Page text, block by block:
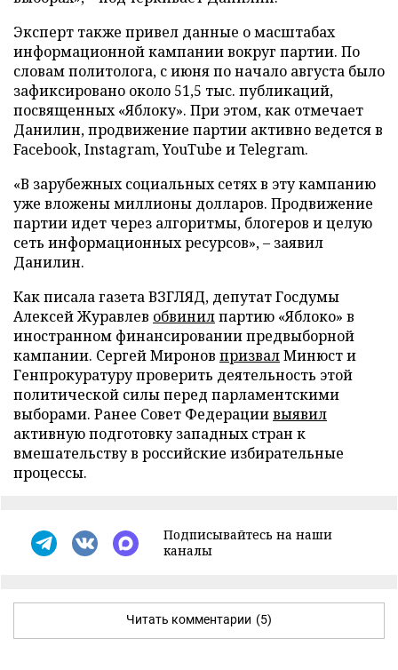
Эксперт также привел данные о масштабах
информационной кампании вокруг партии. По
словам политолога, с июня по начало августа было
зафиксировано около 51,5 тыс. публикаций,
посвященных «Яблоку». При этом, как отмечает
Данилин, продвижение партии активно ведется в
Facebook, Instagram, YouTube и Telegram.
«В зарубежных социальных сетях в эту кампанию
уже вложены миллионы долларов. Продвижение
партии идет через алгоритмы, блогеров и целую
сеть информационных ресурсов», – заявил
Данилин.
Как писала газета ВЗГЛЯД, депутат Госдумы
Алексей Журавлев обвинилпартию «Яблоко» в
иностранном финансировании предвыборной
кампании. Сергей Миронов призвалМинюст и
Генпрокуратуру проверить деятельность этой
политической силы перед парламентскими
выборами. Ранее Совет Федерациивыявил
активную подготовку западных стран к
вмешательству в российские избирательные
процессы.
Подписывайтесь на наши
каналы
Читать комментарии (5)